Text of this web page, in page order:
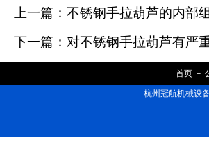
上一篇： 不锈钢手拉葫芦的内部
下一篇： 对不锈钢手拉葫芦有严
首页 －
杭州冠航机械设